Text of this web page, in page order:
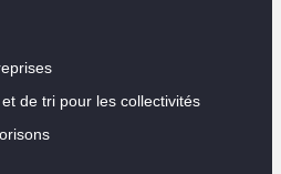
de tri pour les collectivités